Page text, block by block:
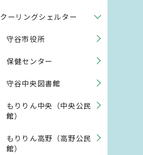
クーリングシェルター
守谷市役所
保健センター
守谷中央図書館
もりりん中央（中央公民
館）
もりりん高野（高野公民
館）